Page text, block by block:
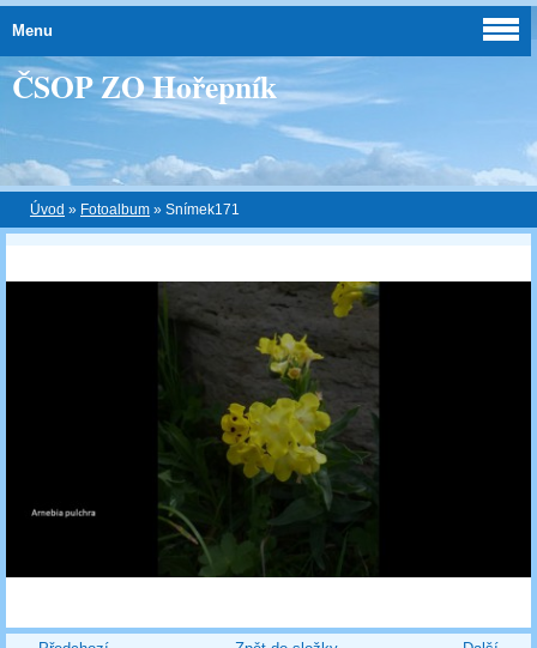
ČSOP ZO Hořepník
Úvod » Fotoalbum » Snímek171
Menu